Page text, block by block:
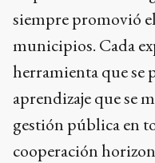
siempre promovió
municipios. Cada
herramienta que se
aprendizaje que se
gestión pública en
cooperación